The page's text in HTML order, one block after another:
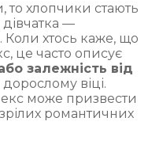
то хлопчики стають
—
Коли хтось каже, що
це часто описує
залежність від
дорослому віці.
може призвести
романтичних